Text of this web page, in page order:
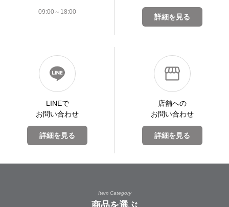
09:00～18:00
詳細を見る
LINEで
お問い合わせ
詳細を見る
店舗への
お問い合わせ
詳細を見る
Item Category
商品を選ぶ